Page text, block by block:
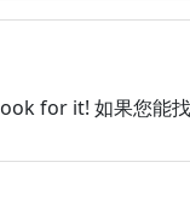
for it! 如果您能找